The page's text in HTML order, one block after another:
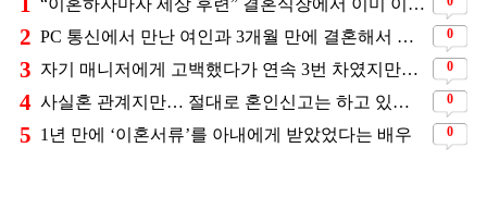
“이혼하자마자 세상 후련” 결혼식장에서 이미 이혼을 직감했었다는 배우
2 PC 통신에서 만난 여인과 3개월 만에 결혼해서 잘 살고 있는 배우 0
3 자기 매니저에게 고백했다가 연속 3번 차였지만… 결국 결혼에 성공한 배우 0
4 사실혼 관계지만… 절대로 혼인신고는 하고 있지 않다는 배우 0
5 1년 만에 ‘이혼서류’를 아내에게 받았었다는 배우 0